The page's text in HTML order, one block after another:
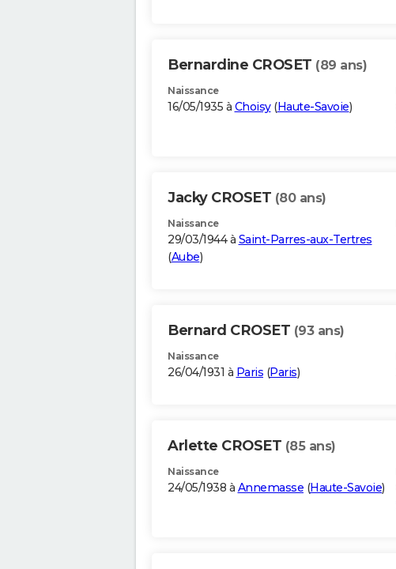
Bernardine CROSET (89 ans)
Naissance
16/05/1935 à Choisy(Haute-Savoie)
Jacky CROSET (80 ans)
Naissance
29/03/1944 à Saint-Parres-aux-Tertres
(Aube)
Bernard CROSET (93 ans)
Naissance
26/04/1931 à Paris (Paris)
Arlette CROSET (85 ans)
Naissance
24/05/1938 à Annemasse (Haute-Savoie)